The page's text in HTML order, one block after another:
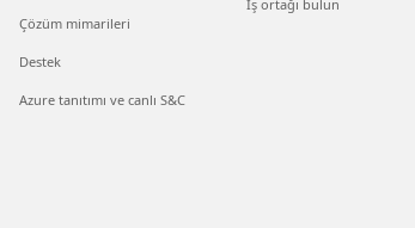
Çözüm mimarileri
Destek
Azure tanıtımı ve canlı S&C
İş ortağı bulun